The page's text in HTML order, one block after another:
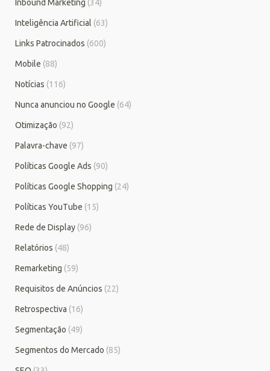
Inbound Marketing (34)
Inteligência Artificial (63)
Links Patrocinados (600)
Mobile (88)
Notícias (116)
Nunca anunciou no Google (64)
Otimização (92)
Palavra-chave (97)
Políticas Google Ads (90)
Políticas Google Shopping (24)
Políticas YouTube (15)
Rede de Display (96)
Relatórios (48)
Remarketing (59)
Requisitos de Anúncios (22)
Retrospectiva (16)
Segmentação (49)
Segmentos do Mercado (85)